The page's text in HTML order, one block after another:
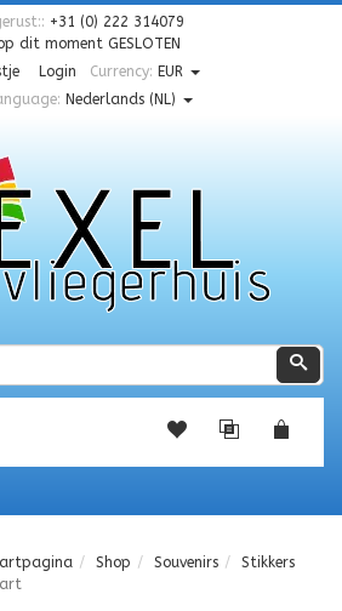
+31 (0) 222 314079
dit moment GESLOTEN
Login Currency: EUR
Nederlands (NL)
Shop Souvenirs
Stikkers